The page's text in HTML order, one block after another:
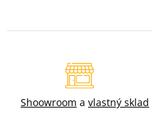
Shoowroom a vlastný sklad